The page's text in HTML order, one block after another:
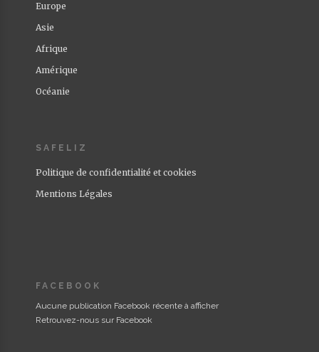
Europe
Asie
Afrique
Amérique
Océanie
SAFELIZ
Politique de confidentialité et cookies
Mentions Légales
FACEBOOK
Aucune publication Facebook récente à afficher
Retrouvez-nous sur Facebook